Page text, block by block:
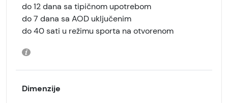
do 12 dana sa tipičnom upotrebom
do 7 dana sa AOD uključenim
do 40 sati u režimu sporta na otvorenom
Dimenzije